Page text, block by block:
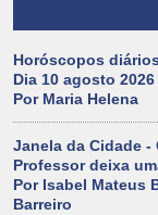
Horóscopos diários
Dia 10 agosto 2026
Por Maria Helena
Janela da Cidade
Professor deixa
Por Isabel Mateus
Barreiro